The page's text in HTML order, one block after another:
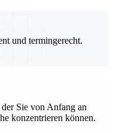
und termingerecht.
Sie von Anfang an
konzentrieren können.